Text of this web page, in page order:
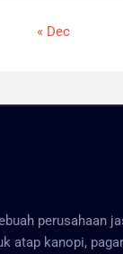
« Dec
perusahaan
atap kanopi,